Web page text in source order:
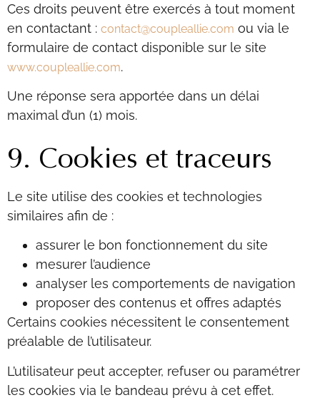
Ces droits peuvent être exercés à tout moment
en contactant : contact@coupleallie.com ou via le
formulaire de contact disponible sur le site
www.coupleallie.com.
Une réponse sera apportée dans un délai
maximal d’un (1) mois.
9. Cookies et traceurs
Le site utilise des cookies et technologies
similaires afin de :
assurer le bon fonctionnement du site
mesurer l’audience
analyser les comportements de navigation
proposer des contenus et offres adaptés
Certains cookies nécessitent le consentement
préalable de l’utilisateur.
L’utilisateur peut accepter, refuser ou paramétrer
les cookies via le bandeau prévu à cet effet.